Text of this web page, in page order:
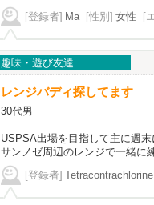
[登録者] Ma [性別] 女性 [
趣味・遊び友達
レンジバディ探してます
30代男
USPSA出場を目指して主に週
サンノゼ周辺のレンジで一緒に
[登録者] Tetracontrachlorine